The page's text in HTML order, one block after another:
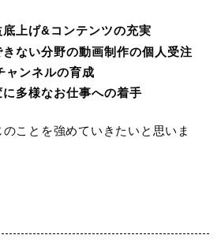
上げ&コンテンツの充実
ない分野の動画制作の個人受注
ャンネルの育成
多様なお仕事への着手
ことを強めていきたいと思いま